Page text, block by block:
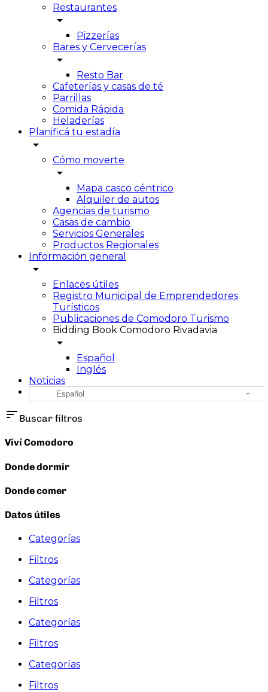
Restaurantes
arrow_drop_down
Pizzerías
Bares y Cervecerías
arrow_drop_down
Resto Bar
Cafeterías y casas de té
Parrillas
Comida Rápida
Heladerías
Planificá tu estadía
arrow_drop_down
Cómo moverte
arrow_drop_down
Mapa casco céntrico
Alquiler de autos
Agencias de turismo
Casas de cambio
Servicios Generales
Productos Regionales
Información general
arrow_drop_down
Enlaces útiles
Registro Municipal de Emprendedores
Turísticos
Publicaciones de Comodoro Turismo
Bidding Book Comodoro Rivadavia
arrow_drop_down
Español
Inglés
Noticias
Español
sort Buscar filtros
Viví Comodoro
Donde dormir
Donde comer
Datos útiles
Categorías
Filtros
Categorías
Filtros
Categorías
Filtros
Categorías
Filtros